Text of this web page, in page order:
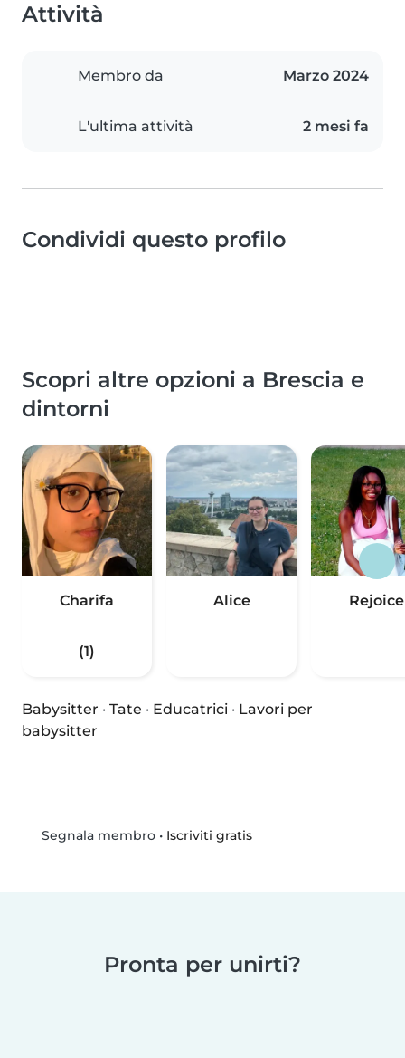
Attività
Membro da Marzo 2024
L'ultima attività 2 mesi fa
Condividi questo profilo
Scopri altre opzioni a Brescia e
dintorni
Charifa
(1)
Alice Rejoice
Babysitter · Tate · Educatrici · Lavori per
babysitter
Segnala membro• Iscriviti gratis
Pronta per unirti?